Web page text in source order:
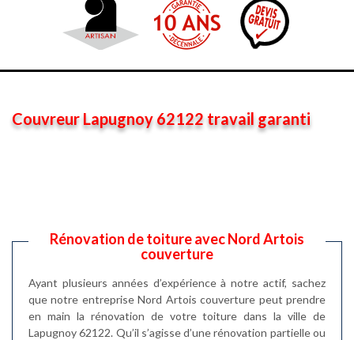
Couvreur Lapugnoy 62122 travail garanti
Rénovation de toiture avec Nord Artois
couverture
Ayant plusieurs années d’expérience à notre actif, sachez
que notre entreprise Nord Artois couverture peut prendre
en main la rénovation de votre toiture dans la ville de
Lapugnoy 62122. Qu’il s’agisse d’une rénovation partielle ou